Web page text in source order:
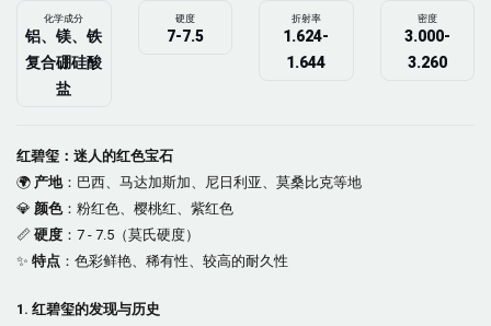
化学成分
铝、镁、铁
复合硼硅酸
盐
硬度
7-7.5
折射率
1.624-
1.644
密度
3.000-
3.260
红碧玺：迷人的红色宝石
🌍 产地：巴西、马达加斯加、尼日利亚、莫桑比克等地
💎 颜色：粉红色、樱桃红、紫红色
📏 硬度 ：7 - 7.5（莫氏硬度）
✨ 特点 ：色彩鲜艳、稀有性、较高的耐久性
1. 红碧玺的发现与历史